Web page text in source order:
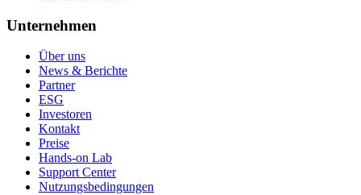
Unternehmen
Über uns
News & Berichte
Partner
ESG
Investoren
Kontakt
Preise
Hands-on Lab
Support Center
Nutzungsbedingungen